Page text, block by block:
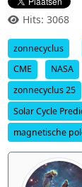
Hits: 3068
zonnecyclus
CME
NASA
zonnecyclus 25
Solar Cycle
magnetische